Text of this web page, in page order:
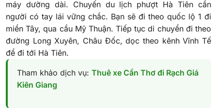
máy dường dài. Chuyến du lịch phượt Hà Tiên cần
người có tay lái vững chắc. Bạn sẽ đi theo quốc lộ 1 đi
miền Tây, qua cầu Mỹ Thuận. Tiếp tục di chuyển đi theo
đường Long Xuyên, Châu Đốc, dọc theo kênh Vĩnh Tế
để đi tới Hà Tiên.
Tham khảo dịch vụ: Thuê xe Cần Thơ đi Rạch Giá
Kiên Giang